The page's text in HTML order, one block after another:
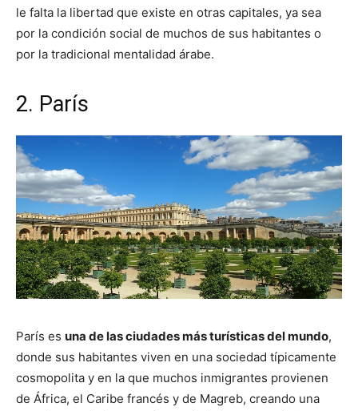
le falta la libertad que existe en otras capitales, ya sea
por la condición social de muchos de sus habitantes o
por la tradicional mentalidad árabe.
2. París
París es una de las ciudades más turísticas del mundo,
donde sus habitantes viven en una sociedad típicamente
cosmopolita y en la que muchos inmigrantes provienen
de África, el Caribe francés y de Magreb, creando una